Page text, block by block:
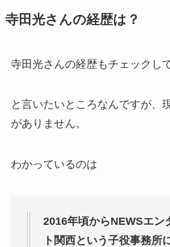
寺田光さんの経歴は？
寺田光さんの経歴もチェックし
と言いたいところなんですが、
がありません。
わかっているのは
2016年頃からNEWSエン
ト関西という子役事務所